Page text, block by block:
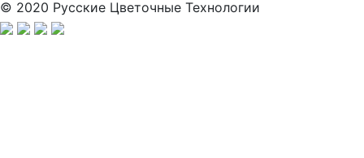
© 2020 Русские Цветочные Технологии